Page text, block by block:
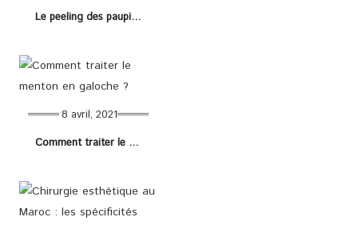
Le peeling des paupières : nouvelle tendance pour avoir des yeux séduisants !
8 avril, 2021
Comment traiter le menton en galoche ?